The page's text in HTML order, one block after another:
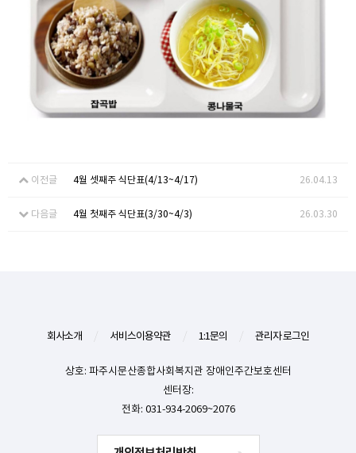
이전글 4월 셋째주 식단표(4/13~4/17) 26.04.13
다음글 4월 첫째주 식단표(3/30~4/3) 26.03.30
회사소개 서비스이용약관 1:1문의 관리자 로그인
상호: 파주시문산종합사회복지관 장애인주간보호센터
센터장:
전화: 031-934-2069~2076